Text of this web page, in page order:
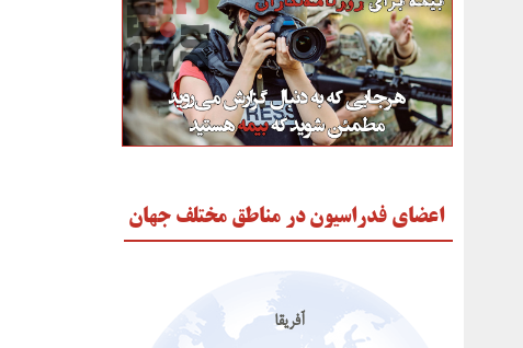
اعضای فدراسیون در مناطق مختلف جهان
آفریقا